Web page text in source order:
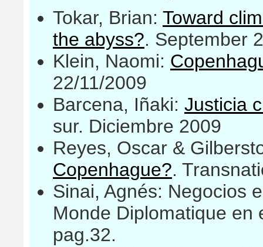
Tokar, Brian: Toward
the abyss?. September
Klein, Naomi:
22/11/2009
Barcena, Iñaki: Justicia
sur. Diciembre 2009
Reyes, Oscar &
Copenhague?.
Sinai, Agnés: Negocios
Monde Diplomatique en
pag.32.